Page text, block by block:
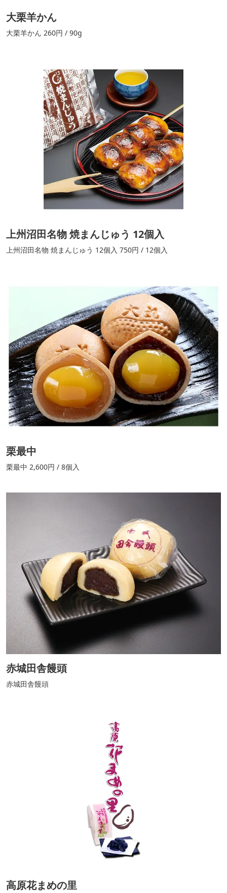
大栗羊かん
大栗羊かん 260円 / 90g
上州沼田名物 焼まんじゅう 12個入
上州沼田名物 焼まんじゅう 12個入 750円 / 12個入
栗最中
栗最中 2,600円 / 8個入
赤城田舎饅頭
赤城田舎饅頭
高原花まめの里